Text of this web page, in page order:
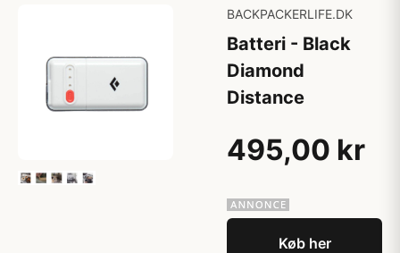
BACKPACKERLIFE.DK
Batteri - Black
Diamond
Distance
495,00 kr
Køb her